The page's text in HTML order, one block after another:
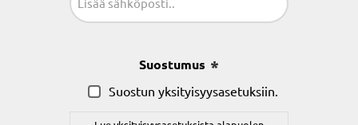
Suostumus
Suostun yksityisyysasetuksiin.